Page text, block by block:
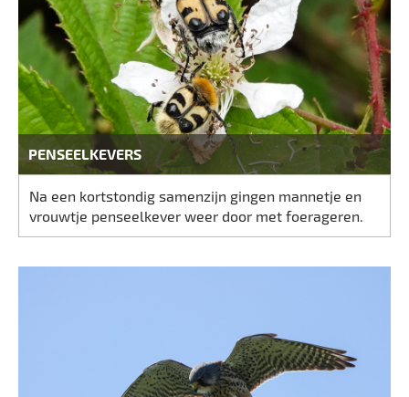
PENSEELKEVERS
Na een kortstondig samenzijn gingen mannetje en
vrouwtje penseelkever weer door met foerageren.